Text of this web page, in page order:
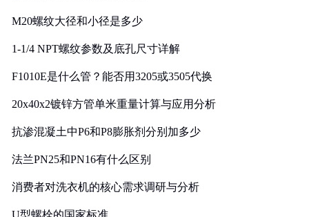
M20螺纹大径和小径是多少
1-1/4 NPT螺纹参数及底孔尺寸详解
F1010E是什么管？能否用3205或3505代换
20x40x2镀锌方管单米重量计算与应用分析
抗渗混凝土中P6和P8膨胀剂分别加多少
法兰PN25和PN16有什么区别
消费者对洗衣机的核心需求调研与分析
U型螺栓的国家标准